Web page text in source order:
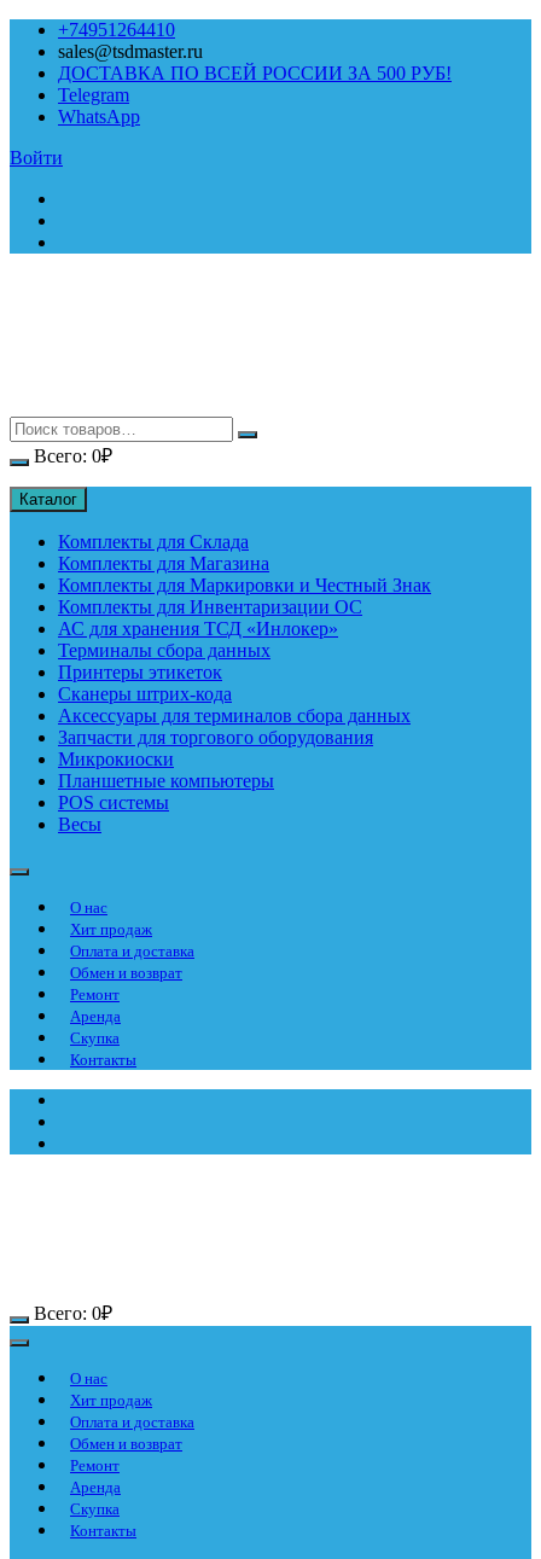
Перейти
содержимому
+74951264410
sales@tsdmaster.ru
ДОСТАВКА ПО ВСЕЙ РОССИИ ЗА 500 РУБ!
Telegram
WhatsApp
Войти
Всего: 0₽
Каталог
Комплекты для Склада
Комплекты для Магазина
Комплекты для Маркировки и Честный Знак
Комплекты для Инвентаризации ОС
АС для хранения ТСД «Инлокер»
Терминалы сбора данных
Принтеры этикеток
Сканеры штрих-кода
Аксессуары для терминалов сбора данных
Запчасти для торгового оборудования
Микрокиоски
Планшетные компьютеры
POS системы
Весы
О нас
Хит продаж
Оплата и доставка
Обмен и возврат
Ремонт
Аренда
Скупка
Контакты
Всего: 0₽
О нас
Хит продаж
Оплата и доставка
Обмен и возврат
Ремонт
Аренда
Скупка
Контакты